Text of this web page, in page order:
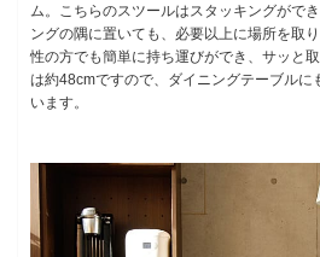
ム。こちらのスツールはスタッキングがで
ングの隅に置いても、必要以上に場所を取
性の方でも簡単に持ち運びができ、サッと
は約48cmですので、ダイニングテーブルに
います。